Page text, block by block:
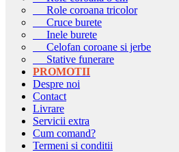
Role coroana tricolor
Cruce burete
Inele burete
Celofan coroane si jerbe
Stative funerare
PROMOTII
Despre noi
Contact
Livrare
Servicii extra
Cum comand?
Termeni si conditii